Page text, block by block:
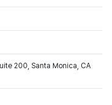
200, Santa Monica, CA